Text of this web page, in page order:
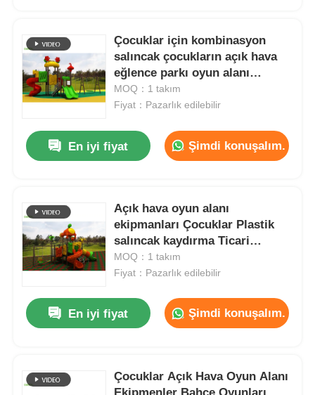
Bizim Hakkımızda
Kalite Kontrol
Bize Ulaşın
Haberler
Davalar
Park Oyun Alanı Tasarımı
Çocuklar için kombinasyon
salıncak çocukların açık hava
eğlence parkı oyun alanı
ekipmanları
MOQ：1 takım
Fiyat：Pazarlık edilebilir
En iyi fiyat Şimdi konuşalım.
Açık hava oyun alanı
ekipmanları Çocuklar Plastik
salıncak kaydırma Ticari
eğlence parkı Oyun
MOQ：1 takım
Fiyat：Pazarlık edilebilir
En iyi fiyat Şimdi konuşalım.
Çocuklar Açık Hava Oyun Alanı
Ekipmenler Bahçe Oyunları